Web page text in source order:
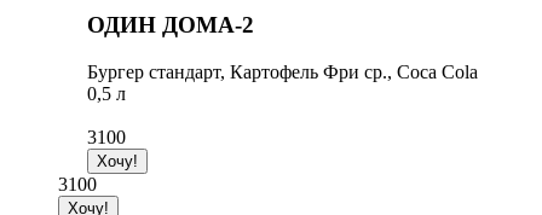
ОДИН ДОМА-2
Бургер стандарт, Картофель Фри ср., Coca Cola
0,5 л
3100
3100